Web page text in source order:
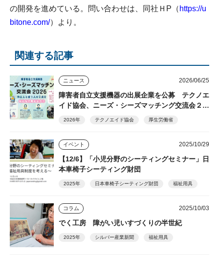
の開発を進めている。問い合わせは、同社ＨP（ https://u
bitone.com/）より。
関連する記事
ニュース 2026/06/25
障害者自立支援機器の出展企業を公募 テクノエ
イド協会、ニーズ・シーズマッチング交流会２０
2026年 テクノエイド協会 厚生労働省
イベント 2025/10/29
【12/6】「小児分野のシーティングセミナー」日
本車椅子シーティング財団
2025年 日本車椅子シーティング財団 福祉用具
コラム 2025/10/03
でく工房 障がい児いすづくりの半世紀
2025年 シルバー産業新聞 福祉用具